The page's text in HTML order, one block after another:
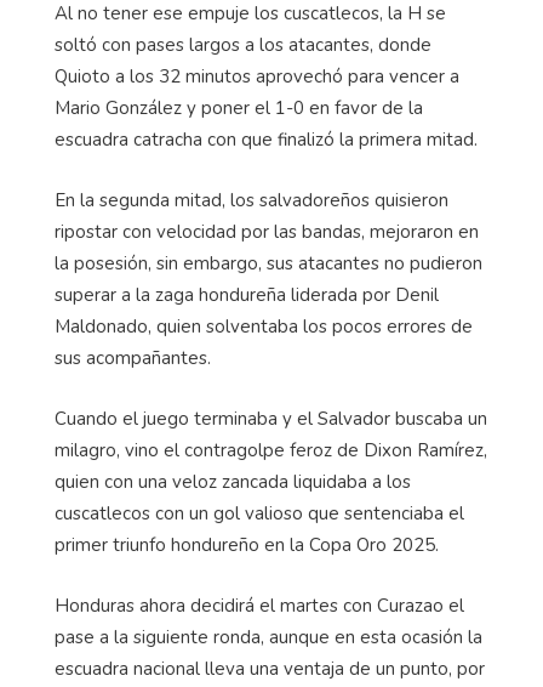
Al no tener ese empuje los cuscatlecos, la H se
soltó con pases largos a los atacantes, donde
Quioto a los 32 minutos aprovechó para vencer a
Mario González y poner el 1-0 en favor de la
escuadra catracha con que finalizó la primera mitad.
En la segunda mitad, los salvadoreños quisieron
ripostar con velocidad por las bandas, mejoraron en
la posesión, sin embargo, sus atacantes no pudieron
superar a la zaga hondureña liderada por Denil
Maldonado, quien solventaba los pocos errores de
sus acompañantes.
Cuando el juego terminaba y el Salvador buscaba un
milagro, vino el contragolpe feroz de Dixon Ramírez,
quien con una veloz zancada liquidaba a los
cuscatlecos con un gol valioso que sentenciaba el
primer triunfo hondureño en la Copa Oro 2025.
Honduras ahora decidirá el martes con Curazao el
pase a la siguiente ronda, aunque en esta ocasión la
escuadra nacional lleva una ventaja de un punto, por